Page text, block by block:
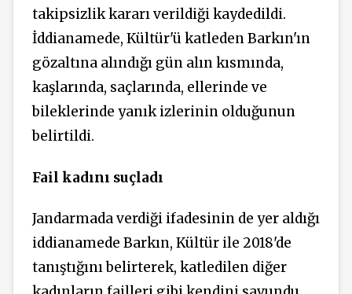
takipsizlik kararı verildiği kaydedildi.
İddianamede, Kültür'ü katleden Barkın'ın
gözaltına alındığı gün alın kısmında,
kaşlarında, saçlarında, ellerinde ve
bileklerinde yanık izlerinin olduğunun
belirtildi.
Fail kadını suçladı
Jandarmada verdiği ifadesinin de yer aldığı
iddianamede Barkın, Kültür ile 2018'de
tanıştığını belirterek, katledilen diğer